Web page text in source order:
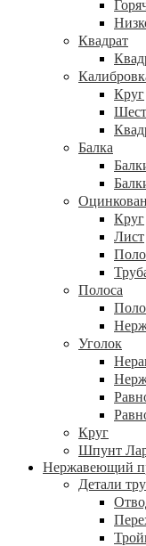
Квадрат
Круг
Балка
Круг
Лист
Полоса
Уголок
Круг
Шпунт
Нержавеющий
Детали